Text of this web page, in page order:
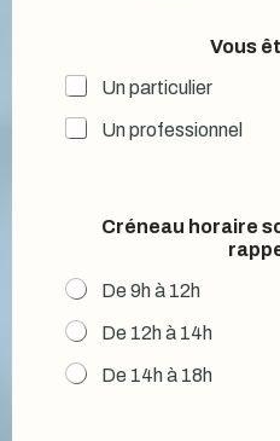
o
Vous
Un particulier
Un professionnel
Créneau horaire
De 9h à 12h
De 12h à 14h
De 14h à 18h